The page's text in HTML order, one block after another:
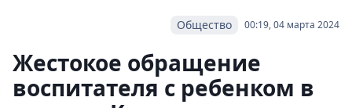
00:19, 04 марта 2024
Общество
Жестокое обращение
воспитателя с ребенком в